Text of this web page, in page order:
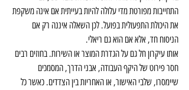
התחייבות מפורטת מדי עלולה להיות בעייתית אם אינה משקפת
את היכולת התפעולית בפועל. לכן השאלה איננה רק אם
הניסוח חד, אלא אם הוא גם ריאלי.
אותו עיקרון חל גם על הגדרת המוצר או השירות. בחוזים רבים
חסר פירוט של היקף העבודה, אבני הדרך, המסמכים
שיימסרו, שלבי האישור, או האחריות בין הצדדים. כאשר כל